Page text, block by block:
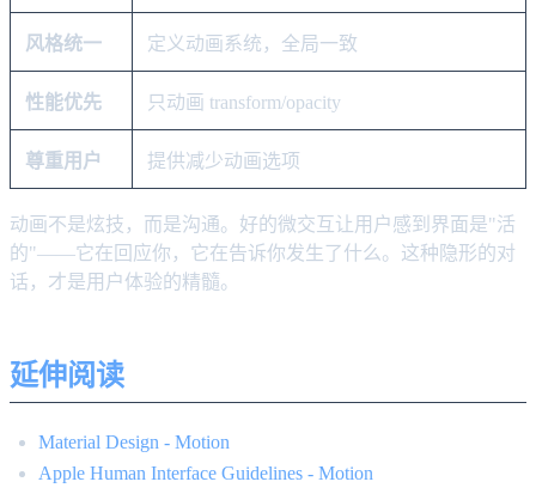
风格统一 定义动画系统，全局一致
性能优先 只动画 transform/opacity
尊重用户 提供减少动画选项
动画不是炫技，而是沟通。好的微交互让用户感到界面是"活
的"——它在回应你，它在告诉你发生了什么。这种隐形的对
话，才是用户体验的精髓。
延伸阅读
Material Design - Motion
Apple Human Interface Guidelines - Motion